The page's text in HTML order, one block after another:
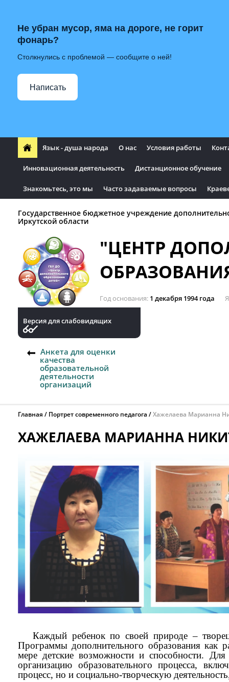
Не убран мусор, яма на дороге, не горит
фонарь?
Столкнулись с проблемой — сообщите о ней!
Написать
Язык - душа народа О нас Условия работы
Инновационная деятельность Дистанционное обучение
Знакомьтесь, это мы Часто задаваемые вопросы
Государственное бюджетное учреждение
Иркутской области
"ЦЕНТР
Год основания 1 декабря 1994 года
Версия для слабовидящих
Анкета для оценки
качества
образовательной
деятельности
организаций
Главная Портрет современного педагога Хажелаева Марианна
ХАЖЕЛАЕВА МАРИАННА
Каждый ребенок по своей природе –
Программы дополнительного образования как
мере детские возможности и способности.
организацию образовательного процесса,
процесс, но и социально-творческую